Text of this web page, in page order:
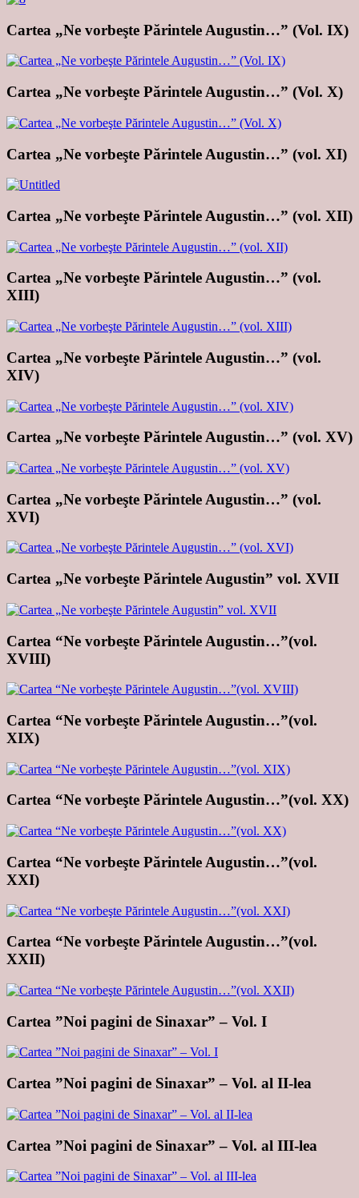
Cartea „Ne vorbeşte Părintele Augustin…” (Vol. IX)
Cartea „Ne vorbeşte Părintele Augustin…” (Vol. X)
Cartea „Ne vorbeşte Părintele Augustin…” (vol. XI)
Cartea „Ne vorbeşte Părintele Augustin…” (vol. XII)
Cartea „Ne vorbeşte Părintele Augustin…” (vol.
XIII)
Cartea „Ne vorbeşte Părintele Augustin…” (vol.
XIV)
Cartea „Ne vorbeşte Părintele Augustin…” (vol. XV)
Cartea „Ne vorbeşte Părintele Augustin…” (vol.
XVI)
Cartea „Ne vorbeşte Părintele Augustin” vol. XVII
Cartea “Ne vorbeşte Părintele Augustin…”(vol.
XVIII)
Cartea “Ne vorbeşte Părintele Augustin…”(vol.
XIX)
Cartea “Ne vorbeşte Părintele Augustin…”(vol. XX)
Cartea “Ne vorbeşte Părintele Augustin…”(vol.
XXI)
Cartea “Ne vorbeşte Părintele Augustin…”(vol.
XXII)
Cartea ”Noi pagini de Sinaxar” – Vol. I
Cartea ”Noi pagini de Sinaxar” – Vol. al II-lea
Cartea ”Noi pagini de Sinaxar” – Vol. al III-lea